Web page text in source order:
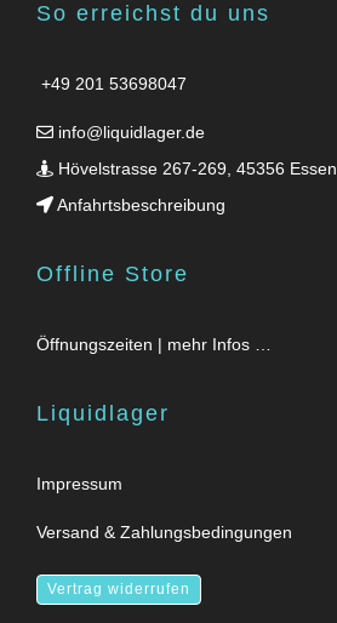
So erreichst du uns
+49 201 53698047
info@liquidlager.de
Hövelstrasse 267-269, 45356 Essen
Anfahrtsbeschreibung
Offline Store
Öffnungszeiten | mehr Infos …
Liquidlager
Impressum
Versand & Zahlungsbedingungen
Vertrag widerrufen